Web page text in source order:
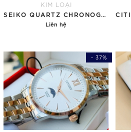
KIM LOẠI
Liên hệ
- 37%